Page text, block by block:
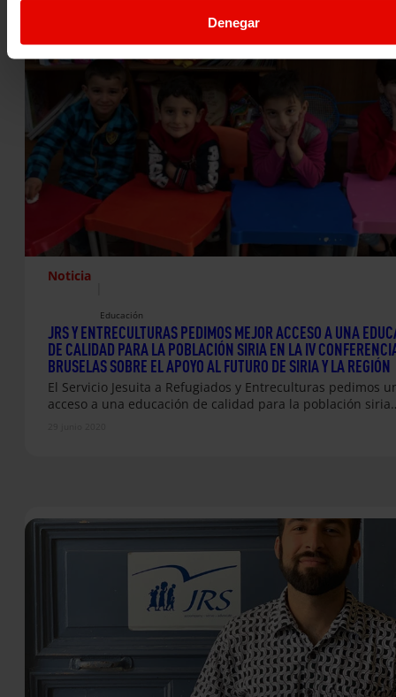
Denegar
Noticia
Educación
JRS Y ENTRECULTURAS PEDIMOS MEJOR ACCESO A UNA
DE CALIDAD PARA LA POBLACIÓN SIRIA EN LA IV
BRUSELAS SOBRE EL APOYO AL FUTURO DE SIRIA Y LA REGIÓN
El Servicio Jesuita a Refugiados y Entreculturas pedimos
acceso a una educación de calidad para la población